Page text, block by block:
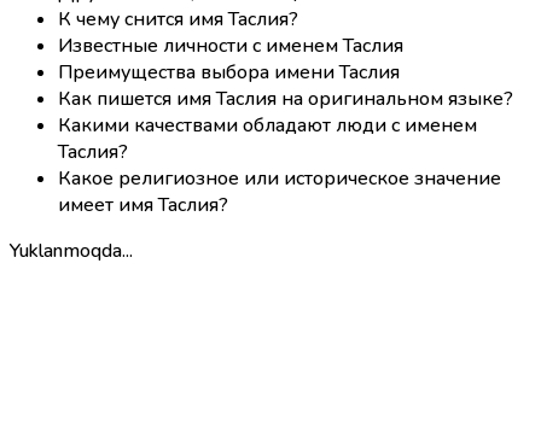
К чему снится имя Таслия?
Известные личности с именем Таслия
Преимущества выбора имени Таслия
Как пишется имя Таслия на оригинальном языке?
Какими качествами обладают люди с именем
Таслия?
Какое религиозное или историческое значение
имеет имя Таслия?
Yuklanmoqda...